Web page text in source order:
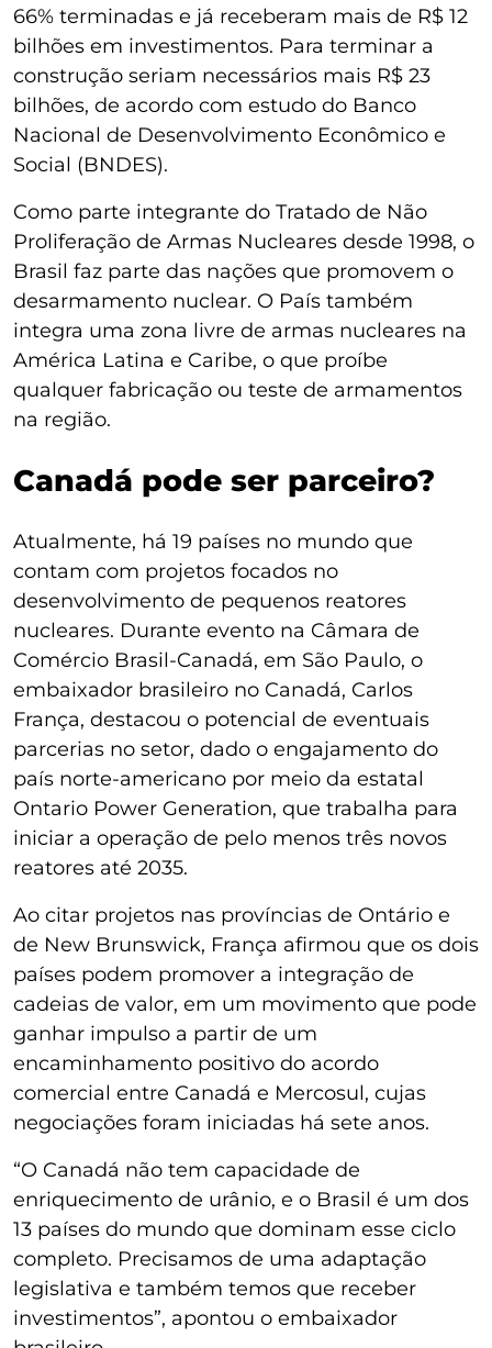
66% terminadas e já receberam mais de R$ 12
bilhões em investimentos. Para terminar a
construção seriam necessários mais R$ 23
bilhões, de acordo com estudo do Banco
Nacional de Desenvolvimento Econômico e
Social (BNDES).
Como parte integrante do Tratado de Não
Proliferação de Armas Nucleares desde 1998, o
Brasil faz parte das nações que promovem o
desarmamento nuclear. O País também
integra uma zona livre de armas nucleares na
América Latina e Caribe, o que proíbe
qualquer fabricação ou teste de armamentos
na região.
Canadá pode ser parceiro?
Atualmente, há 19 países no mundo que
contam com projetos focados no
desenvolvimento de pequenos reatores
nucleares. Durante evento na Câmara de
Comércio Brasil-Canadá, em São Paulo, o
embaixador brasileiro no Canadá, Carlos
França, destacou o potencial de eventuais
parcerias no setor, dado o engajamento do
país norte-americano por meio da estatal
Ontario Power Generation, que trabalha para
iniciar a operação de pelo menos três novos
reatores até 2035.
Ao citar projetos nas províncias de Ontário e
de New Brunswick, França afirmou que os dois
países podem promover a integração de
cadeias de valor, em um movimento que pode
ganhar impulso a partir de um
encaminhamento positivo do acordo
comercial entre Canadá e Mercosul, cujas
negociações foram iniciadas há sete anos.
“O Canadá não tem capacidade de
enriquecimento de urânio, e o Brasil é um dos
13 países do mundo que dominam esse ciclo
completo. Precisamos de uma adaptação
legislativa e também temos que receber
investimentos”, apontou o embaixador